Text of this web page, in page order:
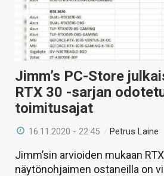
Jimm’s PC-Store
RTX 30 -sarjan
toimitusajat
16.11.2020 - 22:45 /Petrus Laine
Jimm’sin arvioiden mukaan
näytönohjaimen ostaneilla on